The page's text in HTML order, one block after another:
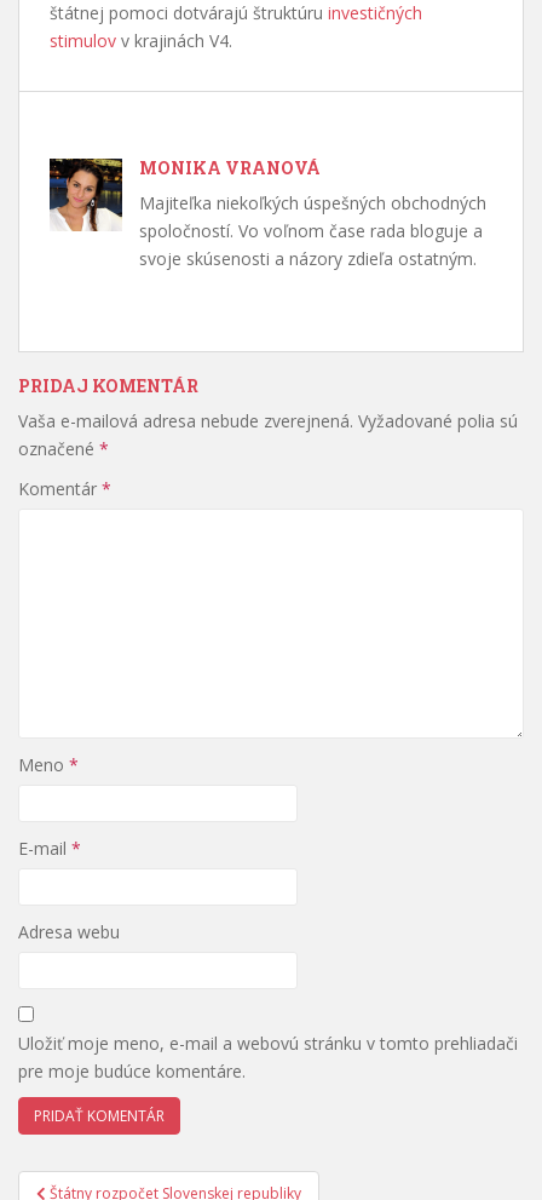
štátnej pomoci dotvárajú štruktúru investičných
stimulov v krajinách V4.
MONIKA VRANOVÁ
Majiteľka niekoľkých úspešných obchodných
spoločností. Vo voľnom čase rada bloguje a
svoje skúsenosti a názory zdieľa ostatným.
PRIDAJ KOMENTÁR
Vaša e-mailová adresa nebude zverejnená. Vyžadované polia sú
označené *
Komentár *
Meno *
E-mail *
Adresa webu
Uložiť moje meno, e-mail a webovú stránku v tomto prehliadači
pre moje budúce komentáre.
Navigácia
Štátny rozpočet Slovenskej republiky